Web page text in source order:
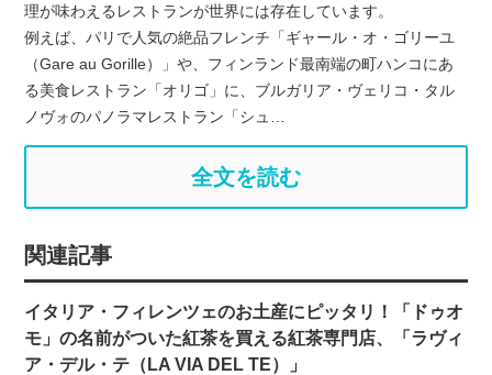
理が味わえるレストランが世界には存在しています。
例えば、パリで人気の絶品フレンチ「ギャール・オ・ゴリーユ
（Gare au Gorille）」や、フィンランド最南端の町ハンコにあ
る美食レストラン「オリゴ」に、ブルガリア・ヴェリコ・タル
ノヴォのパノラマレストラン「シュ…
全文を読む
関連記事
イタリア・フィレンツェのお土産にピッタリ！「ドゥオ
モ」の名前がついた紅茶を買える紅茶専門店、「ラヴィ
ア・デル・テ（LA VIA DEL TE）」